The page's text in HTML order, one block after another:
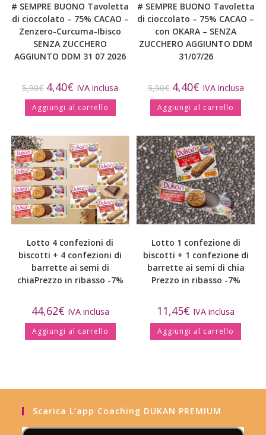
# SEMPRE BUONO Tavoletta
di cioccolato – 75% CACAO –
Zenzero-Curcuma-Ibisco
SENZA ZUCCHERO
AGGIUNTO DDM 31 07 2026
5,90€ 4,40€ IVA inclusa
Aggiungi al carrello
# SEMPRE BUONO Tavoletta
di cioccolato – 75% CACAO –
con OKARA – SENZA
ZUCCHERO AGGIUNTO DDM
31/07/26
5,90€ 4,40€ IVA inclusa
Aggiungi al carrello
Lotto 4 confezioni di
biscotti + 4 confezioni di
barrette ai semi di
chiaPrezzo in ribasso -7%
44,62€ IVA inclusa
Aggiungi al carrello
Lotto 1 confezione di
biscotti + 1 confezione di
barrette ai semi di chia
Prezzo in ribasso -7%
11,45€ IVA inclusa
Aggiungi al carrello
Scarica L’app Coaching DUKAN PREMIUM